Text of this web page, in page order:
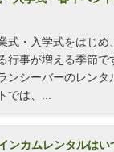
式・入学式をはじめ
行事が増える季節
ンシーバーのレン
では、...
インカムレンタルは